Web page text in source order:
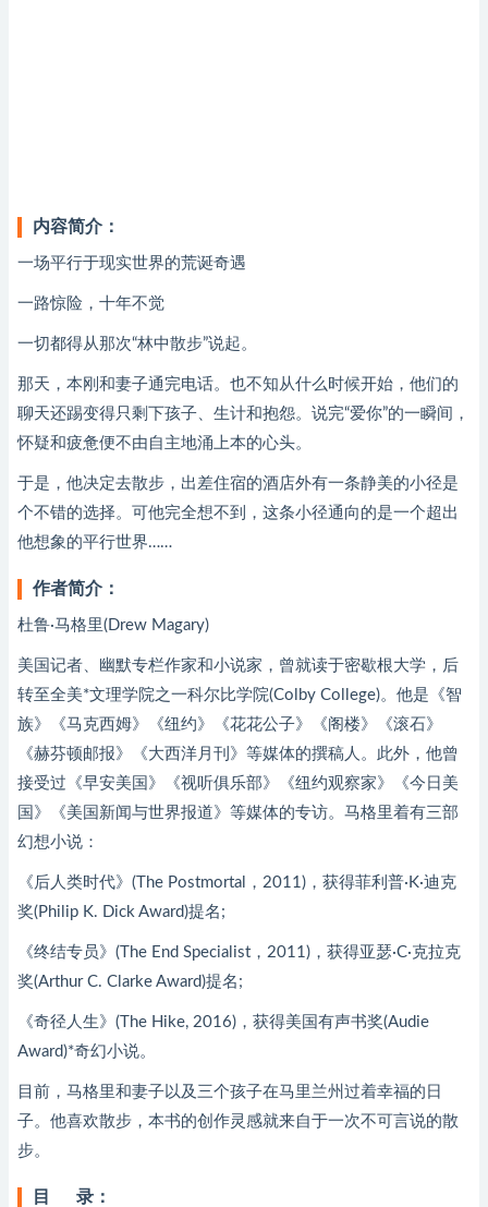
内容简介：
一场平行于现实世界的荒诞奇遇
一路惊险，十年不觉
一切都得从那次“林中散步”说起。
那天，本刚和妻子通完电话。也不知从什么时候开始，他们的
聊天还踢变得只剩下孩子、生计和抱怨。说完“爱你”的一瞬间，
怀疑和疲惫便不由自主地涌上本的心头。
于是，他决定去散步，出差住宿的酒店外有一条静美的小径是
个不错的选择。可他完全想不到，这条小径通向的是一个超出
他想象的平行世界……
作者简介：
杜鲁·马格里(Drew Magary)
美国记者、幽默专栏作家和小说家，曾就读于密歇根大学，后
转至全美*文理学院之一科尔比学院(Colby College)。他是《智
族》《马克西姆》《纽约》《花花公子》《阁楼》《滚石》
《赫芬顿邮报》《大西洋月刊》等媒体的撰稿人。此外，他曾
接受过《早安美国》《视听俱乐部》《纽约观察家》《今日美
国》《美国新闻与世界报道》等媒体的专访。马格里着有三部
幻想小说：
《后人类时代》(The Postmortal，2011)，获得菲利普·K·迪克
奖(Philip K. Dick Award)提名;
《终结专员》(The End Specialist，2011)，获得亚瑟·C·克拉克
奖(Arthur C. Clarke Award)提名;
《奇径人生》(The Hike, 2016)，获得美国有声书奖(Audie
Award)*奇幻小说。
目前，马格里和妻子以及三个孩子在马里兰州过着幸福的日
子。他喜欢散步，本书的创作灵感就来自于一次不可言说的散
步。
目 录：